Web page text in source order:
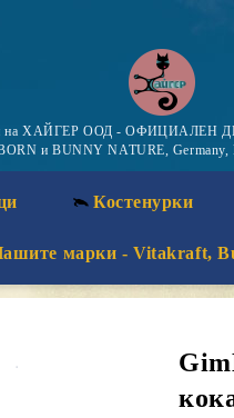
на ХАЙГЕР ООД - ОФИЦИАЛЕН
и BUNNY NATURE, Germany,
Костенурки
марки - Vitakraft,